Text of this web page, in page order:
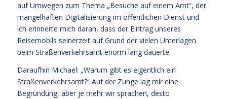
auf Umwegen zum Thema „Besuche auf einem Amt“, der
mangelhaften Digitalisierung im öffentlichen Dienst und
ich erinnerte mich daran, dass der Eintrag unseres
Reisemobils seinerzeit auf Grund der vielen Unterlagen
beim Straßenverkehrsamt enorm lang dauerte.
Daraufhin Michael: „Warum gibt es eigentlich ein
Straßenverkehrsamt?“ Auf der Zunge lag mir eine
Begründung, aber je mehr wir sprachen, desto